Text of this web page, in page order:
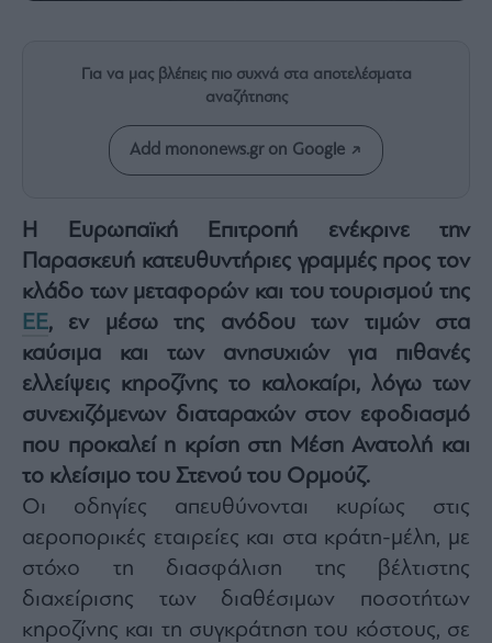
Συνεντεύξεις
Les
Bons
Vivants
Auto
Life
Style
Υγεία
Architecture
&
Design
Fashion
&
Art
Για να μας βλέπεις πιο συχνά στα αποτελέσματα
αναζήτησης
Add mononews.gr on Google
Η Ευρωπαϊκή Επιτροπή ενέκρινε την
Παρασκευή κατευθυντήριες γραμμές προς τον
κλάδο των μεταφορών και του τουρισμού της
ΕΕ, εν μέσω της ανόδου των τιμών στα
καύσιμα και των ανησυχιών για πιθανές
ελλείψεις κηροζίνης το καλοκαίρι, λόγω των
συνεχιζόμενων διαταραχών στον εφοδιασμό
που προκαλεί η κρίση στη Μέση Ανατολή και
το κλείσιμο του Στενού του Ορμούζ.
Οι οδηγίες απευθύνονται κυρίως στις
αεροπορικές εταιρείες και στα κράτη-μέλη, με
στόχο τη διασφάλιση της βέλτιστης
διαχείρισης των διαθέσιμων ποσοτήτων
κηροζίνης και τη συγκράτηση του κόστους, σε